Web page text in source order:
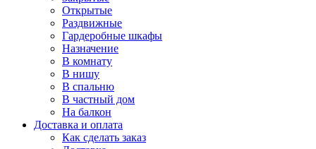
Открытые
Раздвижные
Гардеробные шкафы
Назначение
В комнату
В нишу
В спальню
В частный дом
На балкон
Доставка и оплата
Как сделать заказ